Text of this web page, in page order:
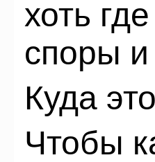
хоть
споры и
Куда
Чтобы